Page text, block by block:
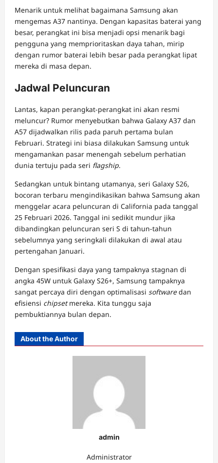
Menarik untuk melihat bagaimana Samsung akan
mengemas A37 nantinya. Dengan kapasitas baterai yang
besar, perangkat ini bisa menjadi opsi menarik bagi
pengguna yang memprioritaskan daya tahan, mirip
dengan rumor baterai lebih besar pada perangkat lipat
mereka di masa depan.
Jadwal Peluncuran
Lantas, kapan perangkat-perangkat ini akan resmi
meluncur? Rumor menyebutkan bahwa Galaxy A37 dan
A57 dijadwalkan rilis pada paruh pertama bulan
Februari. Strategi ini biasa dilakukan Samsung untuk
mengamankan pasar menengah sebelum perhatian
dunia tertuju pada seri flagship.
Sedangkan untuk bintang utamanya, seri Galaxy S26,
bocoran terbaru mengindikasikan bahwa Samsung akan
menggelar acara peluncuran di California pada tanggal
25 Februari 2026. Tanggal ini sedikit mundur jika
dibandingkan peluncuran seri S di tahun-tahun
sebelumnya yang seringkali dilakukan di awal atau
pertengahan Januari.
Dengan spesifikasi daya yang tampaknya stagnan di
angka 45W untuk Galaxy S26+, Samsung tampaknya
sangat percaya diri dengan optimalisasi softwaredan
efisiensi chipsetmereka. Kita tunggu saja
pembuktiannya bulan depan.
About the Author
admin
Administrator